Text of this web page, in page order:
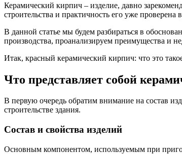
Керамический кирпич – изделие, давно
строительства и практичность его уже проверена
В данной статье мы будем разбираться в
производства, проанализируем преимущества и
Итак, красный керамический кирпич: что это
Что представляет собой
В первую очередь обратим внимание на состав
строительстве здания.
Состав и свойства изделий
Основным компонентом, используемым при